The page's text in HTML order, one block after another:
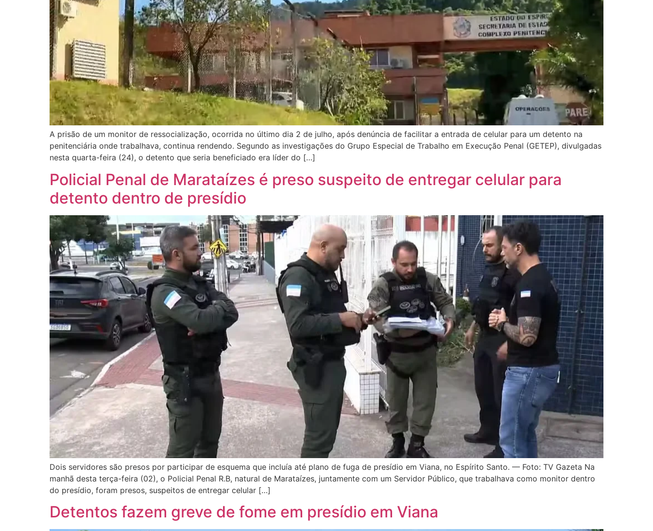
A prisão de um monitor de ressocialização, ocorrida no último dia 2 de julho, após denúncia de facilitar a entrada de celular para um detento na
penitenciária onde trabalhava, continua rendendo. Segundo as investigações do Grupo Especial de Trabalho em Execução Penal (GETEP), divulgadas
nesta quarta-feira (24), o detento que seria beneficiado era líder do […]
Policial Penal de Marataízes é preso suspeito de entregar celular para
detento dentro de presídio
Dois servidores são presos por participar de esquema que incluía até plano de fuga de presídio em Viana, no Espírito Santo. — Foto: TV Gazeta Na
manhã desta terça-feira (02), o Policial Penal R.B, natural de Marataízes, juntamente com um Servidor Público, que trabalhava como monitor dentro
do presídio, foram presos, suspeitos de entregar celular […]
Detentos fazem greve de fome em presídio em Viana